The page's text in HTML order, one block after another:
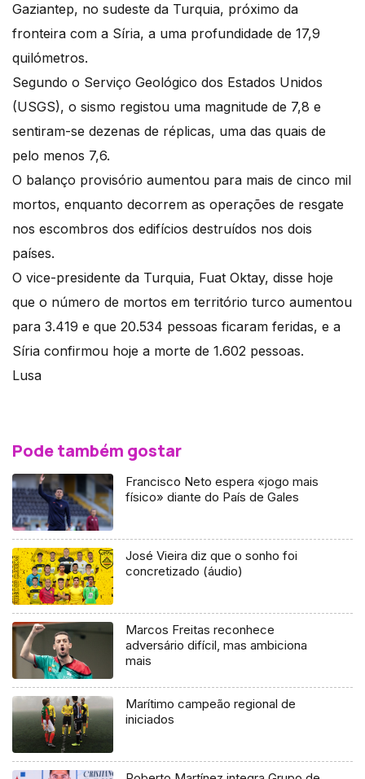
Gaziantep, no sudeste da Turquia, próximo da
fronteira com a Síria, a uma profundidade de 17,9
quilómetros.
Segundo o Serviço Geológico dos Estados Unidos
(USGS), o sismo registou uma magnitude de 7,8 e
sentiram-se dezenas de réplicas, uma das quais de
pelo menos 7,6.
O balanço provisório aumentou para mais de cinco mil
mortos, enquanto decorrem as operações de resgate
nos escombros dos edifícios destruídos nos dois
países.
O vice-presidente da Turquia, Fuat Oktay, disse hoje
que o número de mortos em território turco aumentou
para 3.419 e que 20.534 pessoas ficaram feridas, e a
Síria confirmou hoje a morte de 1.602 pessoas.
Lusa
Pode também gostar
Francisco Neto espera «jogo mais
físico» diante do País de Gales
José Vieira diz que o sonho foi
concretizado (áudio)
Marcos Freitas reconhece
adversário difícil, mas ambiciona
mais
Marítimo campeão regional de
iniciados